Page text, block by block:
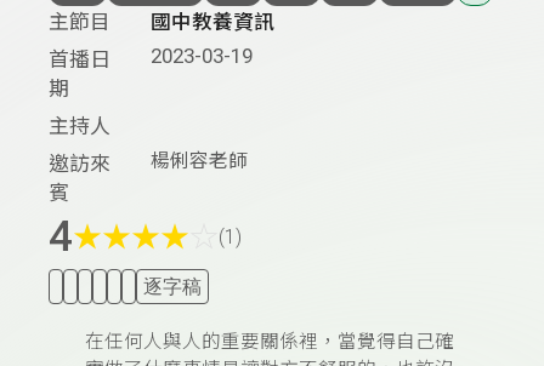
主節目
國中教養資訊
首播日
期
2023-03-19
主持人
邀訪來
賓
楊俐容老師
4★★★★ (1)
逐字稿
在任何人與人的重要關係裡，當覺得自己確